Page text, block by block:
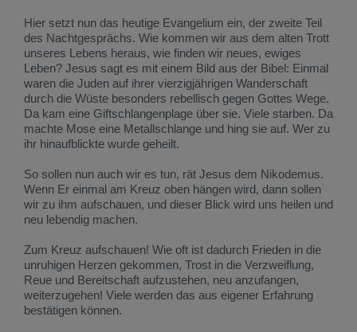
Hier setzt nun das heutige Evangelium ein, der zweite Teil
des Nachtgesprächs. Wie kommen wir aus dem alten Trott
unseres Lebens heraus, wie finden wir neues, ewiges
Leben? Jesus sagt es mit einem Bild aus der Bibel: Einmal
waren die Juden auf ihrer vierzigjährigen Wanderschaft
durch die Wüste besonders rebellisch gegen Gottes Wege.
Da kam eine Giftschlangenplage über sie. Viele starben. Da
machte Mose eine Metallschlange und hing sie auf. Wer zu
ihr hinaufblickte wurde geheilt.
So sollen nun auch wir es tun, rät Jesus dem Nikodemus.
Wenn Er einmal am Kreuz oben hängen wird, dann sollen
wir zu ihm aufschauen, und dieser Blick wird uns heilen und
neu lebendig machen.
Zum Kreuz aufschauen! Wie oft ist dadurch Frieden in die
unruhigen Herzen gekommen, Trost in die Verzweiflung,
Reue und Bereitschaft aufzustehen, neu anzufangen,
weiterzugehen! Viele werden das aus eigener Erfahrung
bestätigen können.